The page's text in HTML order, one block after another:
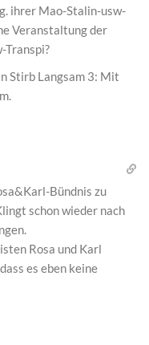
ihrer Mao-Stalin-usw-
Veranstaltung der
Transpi?
Stirb Langsam 3: Mit
Bündnis zu
schon wieder nach
Rosa und Karl
es eben keine